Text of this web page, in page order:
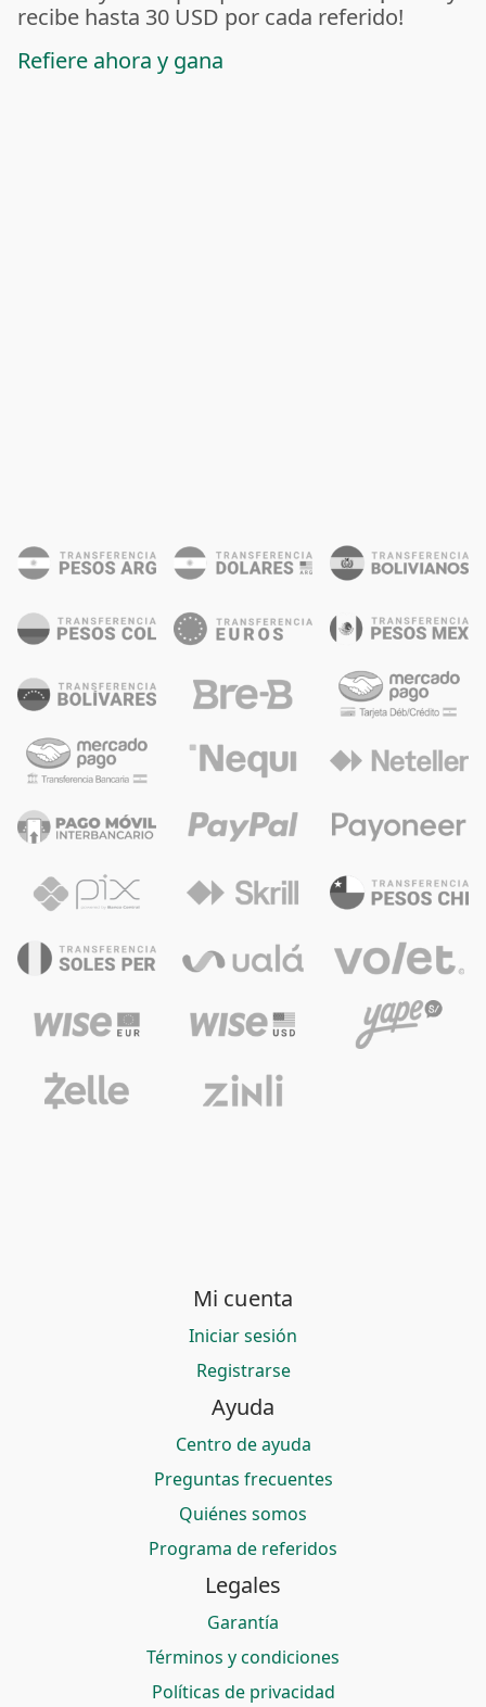
recibe hasta 30 USD por cada referido!
Refiere ahora y gana
Mi cuenta
Iniciar sesión
Registrarse
Ayuda
Centro de ayuda
Preguntas frecuentes
Quiénes somos
Programa de referidos
Legales
Garantía
Términos y condiciones
Políticas de privacidad